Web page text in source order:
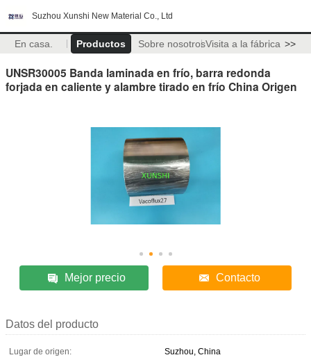
Suzhou Xunshi New Material Co., Ltd
En casa. Productos Sobre nosotrosVisita a la fábrica >>
UNSR30005 Banda laminada en frío, barra redonda
forjada en caliente y alambre tirado en frío China Origen
Mejor precio Contacto
Datos del producto
Lugar de origen:
Suzhou, China